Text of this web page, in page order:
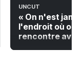
UNCUT
« On n'est
l'endroit où on
rencontre avec